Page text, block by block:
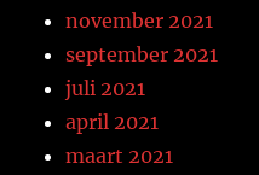
november 2021
september 2021
juli 2021
april 2021
maart 2021